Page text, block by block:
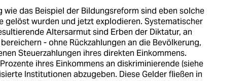
das Beispiel der Bildungsreform sind eben solche
gelöst wurden und jetzt explodieren. Systematischer
Altersarmut sind Erben der Diktatur, an
- ohne Rückzahlungen an die Bevölkerung,
Steuerzahlungen ihres direkten Einkommens.
ihres Einkommens an diskriminierende (siehe
Institutionen abzugeben. Diese Gelder fließen in